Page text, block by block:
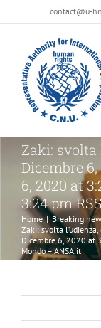
al
contenuto
contact@u-
Zaki: svolta
Dicembre
6, 2020 at
3:24 pm
Home | Breaking
Zaki: svolta
Dicembre 6, 2020 at
Mondo – ANSA.it